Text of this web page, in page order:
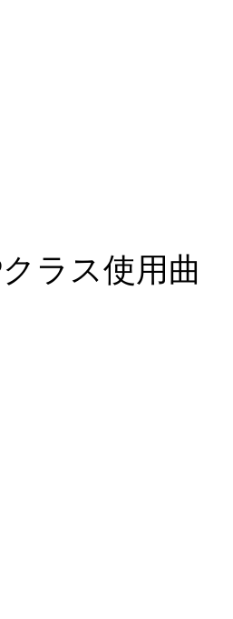
ラス使用曲